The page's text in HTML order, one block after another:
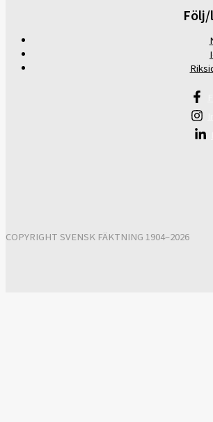
COPYRIGHT SVENSK FÄKTNING 1904–2026